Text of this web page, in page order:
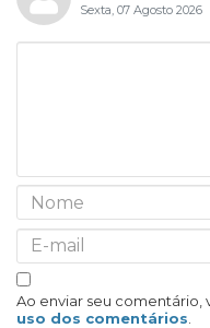
Sexta, 07 Agosto 2026
Ao enviar seu
uso dos comentários